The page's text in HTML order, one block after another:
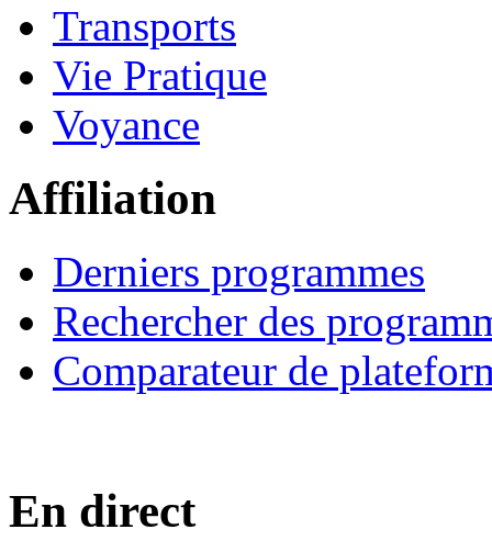
Transports
Vie Pratique
Voyance
Affiliation
Derniers programmes
Rechercher des
Comparateur de
En direct